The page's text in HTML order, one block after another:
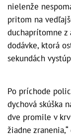
nielenže
pritom na
duchaprítomne z
dodávke, ktorá
sekundách
Po príchode
dychová skúška
dve promile v
žiadne